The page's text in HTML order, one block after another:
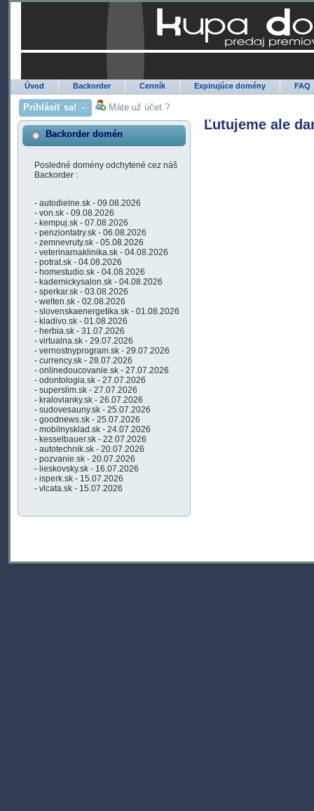
Úvod Backorder Cenník Expirujúce domény FAQ
Prihlásiť sa! Máte už účet ?
Backorder domén
Posledné domény odchytené cez náš
Backorder :
- autodielne.sk - 09.08.2026
- von.sk - 09.08.2026
- kempuj.sk - 07.08.2026
- penziontatry.sk - 06.08.2026
- zemnevruty.sk - 05.08.2026
- veterinarnaklinika.sk - 04.08.2026
- potrat.sk - 04.08.2026
- homestudio.sk - 04.08.2026
- kadernickysalon.sk - 04.08.2026
- sperkar.sk - 03.08.2026
- welten.sk - 02.08.2026
- slovenskaenergetika.sk - 01.08.2026
- kladivo.sk - 01.08.2026
- herbia.sk - 31.07.2026
- virtualna.sk - 29.07.2026
- vernostnyprogram.sk - 29.07.2026
- currency.sk - 28.07.2026
- onlinedoucovanie.sk - 27.07.2026
- odontologia.sk - 27.07.2026
- superslim.sk - 27.07.2026
- kralovianky.sk - 26.07.2026
- sudovesauny.sk - 25.07.2026
- goodnews.sk - 25.07.2026
- mobilnysklad.sk - 24.07.2026
- kesselbauer.sk - 22.07.2026
- autotechnik.sk - 20.07.2026
- pozvanie.sk - 20.07.2026
- lieskovsky.sk - 16.07.2026
- isperk.sk - 15.07.2026
- vlcata.sk - 15.07.2026
Ľutujeme ale